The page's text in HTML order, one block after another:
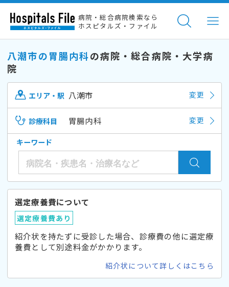
病院・総合病院検索なら
ホスピタルズ・ファイル
八潮市の胃腸内科の病院・総合病院・大学病
院
エリア・駅 八潮市 変更
診療科目 胃腸内科 変更
キーワード
選定療養費について
選定療養費あり
紹介状を持たずに受診した場合、診療費の他に選定療
養費として別途料金がかかります。
紹介状について詳しくはこちら